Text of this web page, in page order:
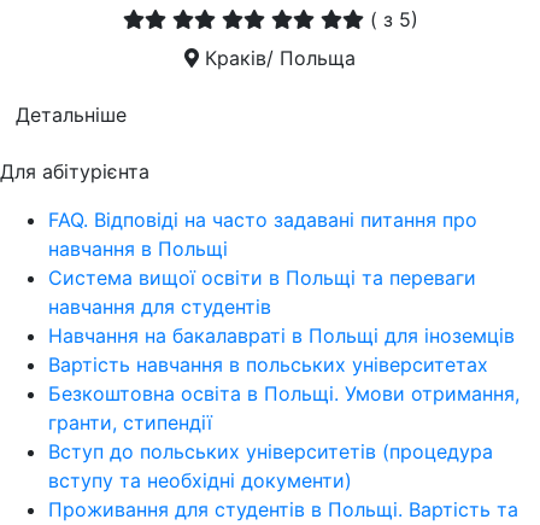
( з 5)
Краків/ Польща
Детальніше
Для абітурієнта
FAQ. Відповіді на часто задавані питання про
навчання в Польщі
Система вищої освіти в Польщі та переваги
навчання для студентів
Навчання на бакалавраті в Польщі для іноземців
Вартість навчання в польських університетах
Безкоштовна освіта в Польщі. Умови отримання,
гранти, стипендії
Вступ до польських університетів (процедура
вступу та необхідні документи)
Проживання для студентів в Польщі. Вартість та